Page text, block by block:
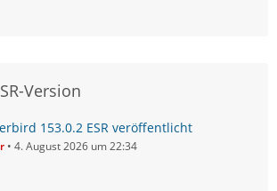
Version
153.0.2 ESR veröffentlicht
4. August 2026 um 22:34